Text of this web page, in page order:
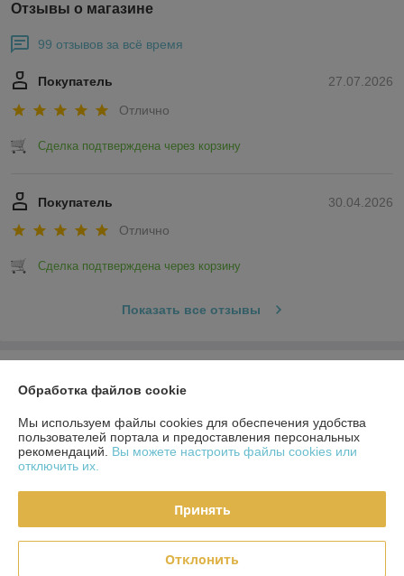
Отзывы о магазине
99 отзывов за всё время
27.07.2026
Покупатель
Отлично
Сделка подтверждена через корзину
30.04.2026
Покупатель
Отлично
Сделка подтверждена через корзину
Показать все отзывы
Доставка и оплата
Политика обработки cookies
Обработка файлов cookie
Мы используем файлы cookies для обеспечения удобства
пользователей портала и предоставления персональных
рекомендаций. Вы можете настроить файлы cookies или
отключить их.
Принять
Отклонить